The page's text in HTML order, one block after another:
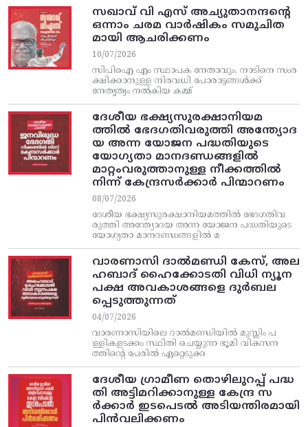
സഖാവ് വി എസ്‌ അച്യുതാനന്ദന്റെ
ഒന്നാം ചരമ വാര്‍ഷികം സമുചിത
മായി ആചരിക്കണം
10/07/2026
സിപിഐ എം സ്ഥാപക നേതാവും, നാടിനെ സംര
ക്ഷിക്കാനുള്ള നിരവധി പോരാട്ടങ്ങള്‍ക്ക്‌
നേതൃത്വം നല്‍കിയ കമ്മ്
ദേശീയ ഭക്ഷ്യസുരക്ഷാനിയമ
ത്തിൽ ഭേദഗതിവരുത്തി അന്ത്യോദ
യ അന്ന യോജന പദ്ധതിയുടെ
യോഗ്യതാ മാനദണ്ഡങ്ങളിൽ
മാറ്റംവരുത്താനുള്ള നീക്കത്തിൽ
നിന്ന്‌ കേന്ദ്രസർക്കാർ പിന്മാറണം
08/07/2026
ദേശീയ ഭക്ഷ്യസുരക്ഷാനിയമത്തിൽ ഭേദഗതിവ
രുത്തി അന്ത്യോദയ അന്ന യോജന പദ്ധതിയുടെ
യോഗ്യതാ മാനദണ്ഡങ്ങളിൽ മ
വാരണാസി ദാൽമണ്ഡി കേസ്, അല
ഹബാദ് ഹൈക്കോടതി വിധി ന്യൂന
പക്ഷ അവകാശങ്ങളെ ദുർബല
പ്പെടുത്തുന്നത്
04/07/2026
വാരണാസിയിലെ ദാൽമണ്ഡിയിൽ മുസ്ലിം പ
ള്ളികളടക്കം സ്ഥിതി ചെയ്യുന്ന ഭൂമി വികസന
ത്തിന്റെ പേരിൽ ഏറ്റെടുക്ക
ദേശീയ ഗ്രാമീണ തൊഴിലുറപ്പ്‌ പദ്ധ
തി അട്ടിമറിക്കാനുള്ള കേന്ദ്ര സ
ര്‍ക്കാര്‍ ഇടപെടല്‍ അടിയന്തിരമായി
പിന്‍വലിക്കണം